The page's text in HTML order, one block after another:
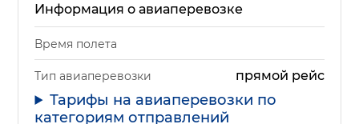
Информация о авиаперевозке
Время полета
Тип авиаперевозки прямой рейс
Тарифы на авиаперевозки по
категориям отправлений